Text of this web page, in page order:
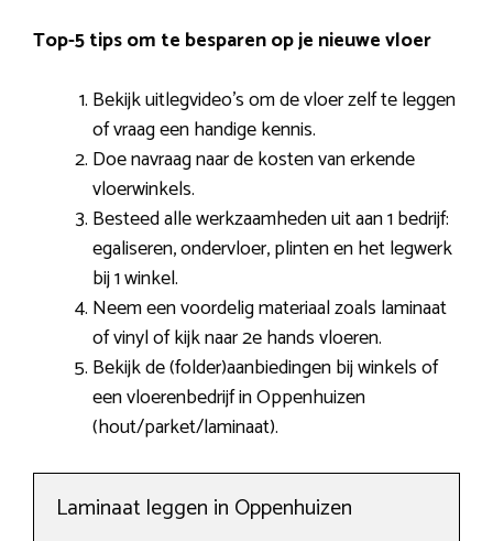
Top-5 tips om te besparen op je nieuwe vloer
Bekijk uitlegvideo’s om de vloer zelf te leggen
of vraag een handige kennis.
Doe navraag naar de kosten van erkende
vloerwinkels.
Besteed alle werkzaamheden uit aan 1 bedrijf:
egaliseren, ondervloer, plinten en het legwerk
bij 1 winkel.
Neem een voordelig materiaal zoals laminaat
of vinyl of kijk naar 2e hands vloeren.
Bekijk de (folder)aanbiedingen bij winkels of
een vloerenbedrijf in Oppenhuizen
(hout/parket/laminaat).
Laminaat leggen in Oppenhuizen